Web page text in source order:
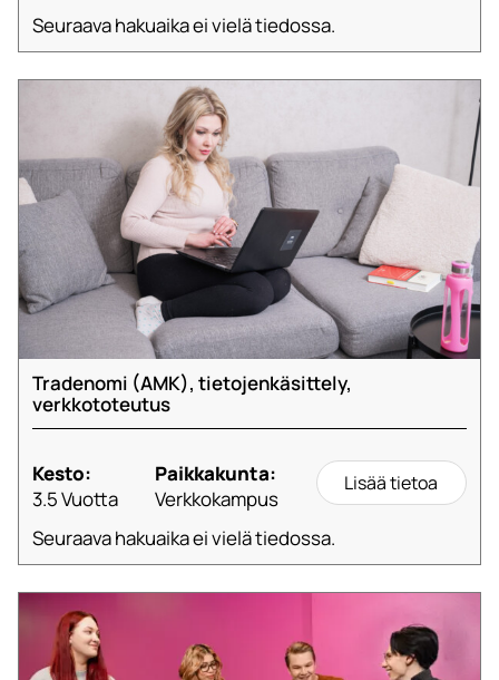
Seuraava hakuaika ei vielä tiedossa.
Tradenomi (AMK), tietojenkäsittely,
verkkototeutus
Kesto:
3.5 Vuotta
Paikkakunta:
Verkkokampus
Lisää tietoa
Seuraava hakuaika ei vielä tiedossa.